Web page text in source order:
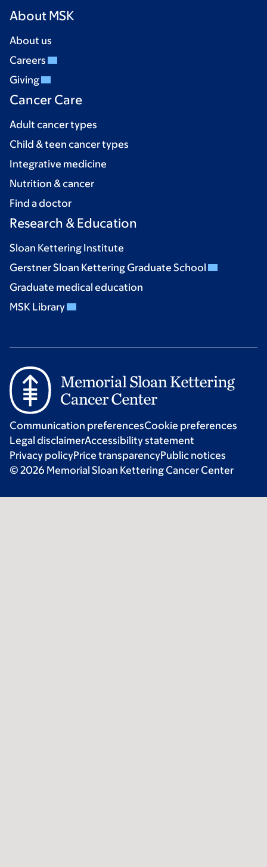
About MSK
About us
Careers
Giving
Cancer Care
Adult cancer types
Child & teen cancer types
Integrative medicine
Nutrition & cancer
Find a doctor
Research & Education
Sloan Kettering Institute
Gerstner Sloan Kettering Graduate School
Graduate medical education
MSK Library
Communication preferencesCookie preferences
Legal disclaimerAccessibility statement
Privacy policyPrice transparencyPublic notices
© 2026 Memorial Sloan Kettering Cancer Center